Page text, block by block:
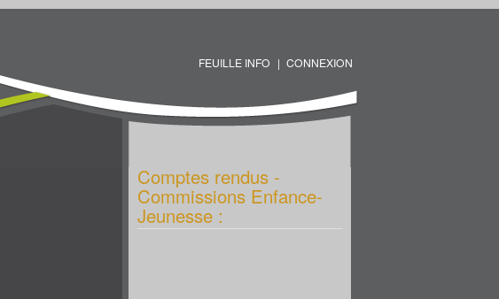
FEUILLE INFO CONNEXION
Comptes rendus -
Commissions Enfance-
Jeunesse :